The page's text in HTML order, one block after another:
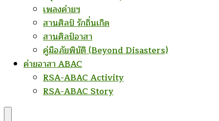
เพลงค่ายฯ
สานศิลป์ รักถิ่นเกิด
สานศิลป์อาสา
คู่มือภัยพิบัติ (Beyond Disasters)
ค่ายอาสา ABAC
RSA-ABAC Activity
RSA-ABAC Story